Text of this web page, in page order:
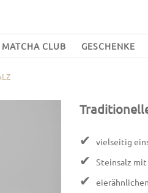
MATCHA CLUB GESCHENKE
✔ vielseitig
✔ Steinsalz
✔